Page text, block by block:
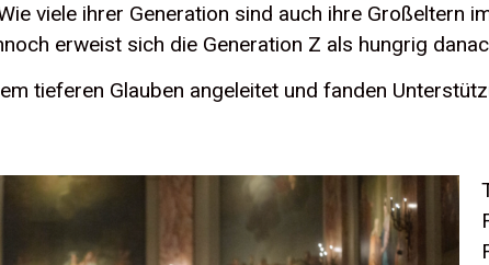
viele ihrer Generation sind auch ihre Großeltern
erweist sich die Generation Z als hungrig
tieferen Glauben angeleitet und fanden